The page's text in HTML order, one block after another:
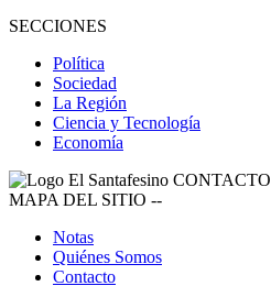
SECCIONES
Política
Sociedad
La Región
Ciencia y Tecnología
Economía
CONTACTO
MAPA DEL SITIO --
Notas
Quiénes Somos
Contacto